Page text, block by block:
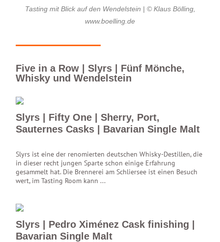
Tasting mit Blick auf den Wendelstein | © Klaus Bölling,
www.boelling.de
Five in a Row | Slyrs | Fünf Mönche,
Whisky und Wendelstein
Slyrs | Fifty One | Sherry, Port,
Sauternes Casks | Bavarian Single Malt
Slyrs ist eine der renomierten deutschen Whisky-Destillen, die
in dieser recht jungen Sparte schon einige Erfahrung
gesammelt hat. Die Brennerei am Schliersee ist einen Besuch
wert, im Tasting Room kann ...
Slyrs | Pedro Ximénez Cask finishing |
Bavarian Single Malt